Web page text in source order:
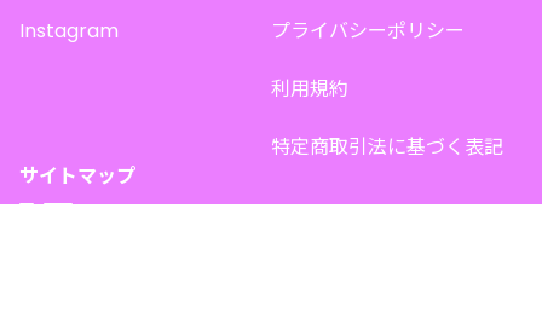
Instagram プライバシーポリシー
利用規約
特定商取引法に基づく表記
サイトマップ